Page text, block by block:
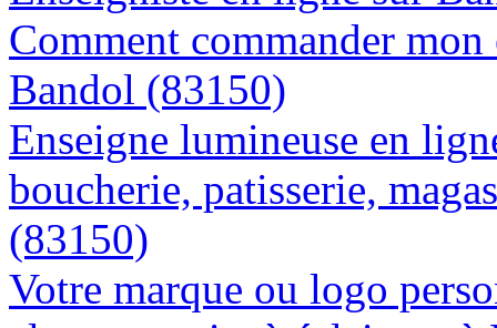
Comment commander
Bandol (83150)
Enseigne lumineuse en
boucherie, patisserie,
(83150)
Votre marque ou logo